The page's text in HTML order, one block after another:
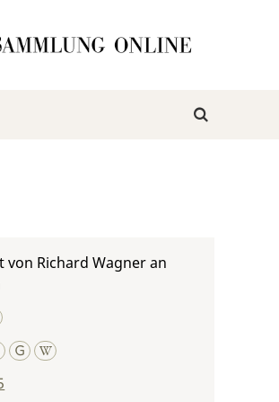
Richard Wagner an